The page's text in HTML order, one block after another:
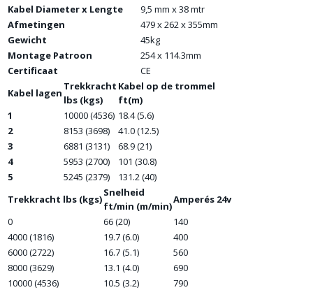
Kabel Diameter x Lengte
9,5 mm x 38 mtr
Afmetingen
479 x 262 x 355mm
Gewicht
45kg
Montage Patroon
254 x 114.3mm
Certificaat
CE
Kabel lagen
Trekkracht
lbs (kgs)
Kabel op de trommel
ft(m)
1
10000 (4536) 18.4 (5.6)
2
8153 (3698)
41.0 (12.5)
3
6881 (3131)
68.9 (21)
4
5953 (2700)
101 (30.8)
5
5245 (2379)
131.2 (40)
Trekkracht lbs (kgs)
Snelheid
ft/min (m/min)
Amperés 24v
0
66 (20)
140
4000 (1816)
19.7 (6.0)
400
6000 (2722)
16.7 (5.1)
560
8000 (3629)
13.1 (4.0)
690
10000 (4536)
10.5 (3.2) 790